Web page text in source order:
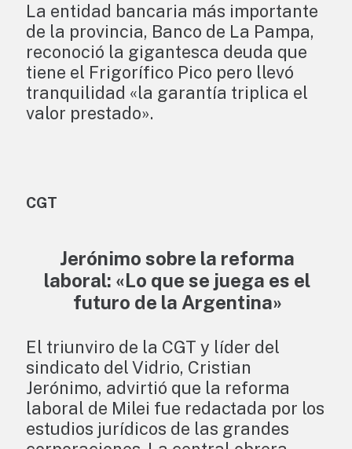
La entidad bancaria más importante
de la provincia, Banco de La Pampa,
reconoció la gigantesca deuda que
tiene el Frigorífico Pico pero llevó
tranquilidad «la garantía triplica el
valor prestado».
CGT
Jerónimo sobre la reforma
laboral: «Lo que se juega es el
futuro de la Argentina»
El triunviro de la CGT y líder del
sindicato del Vidrio, Cristian
Jerónimo, advirtió que la reforma
laboral de Milei fue redactada por los
estudios jurídicos de las grandes